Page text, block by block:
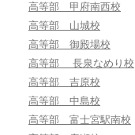
高等部 甲府南西校
高等部 山城校
高等部 御殿場校
高等部 長泉なめり校
高等部 吉原校
高等部 中島校
高等部 富士宮駅南校